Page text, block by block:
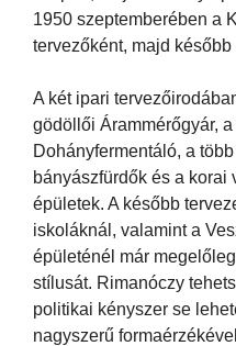
1950 szeptemberében a
tervezőként, majd
A két ipari
gödöllői Árammérőgyár,
Dohányfermentáló, a
bányászfürdők és a korai
épületek. A később
iskoláknál, valamint a
épületénél már
stílusát. Rimanóczy
politikai kényszer se
nagyszerű